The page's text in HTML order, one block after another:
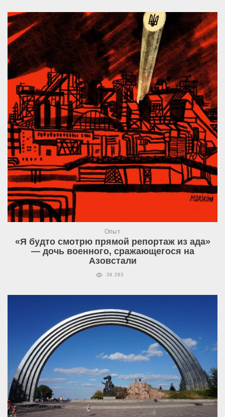
Опыт
«Я будто смотрю прямой репортаж из ада»
— дочь военного, сражающегося на
Азовстали
39 293